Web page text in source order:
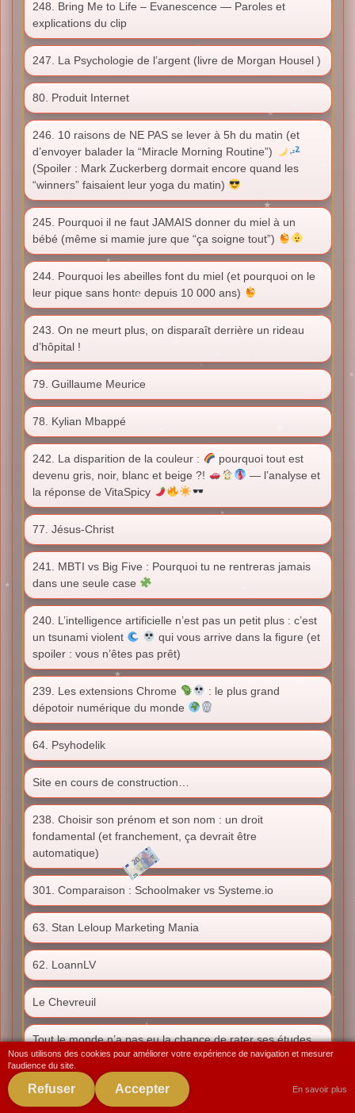
Nous utilisons des cookies pour améliorer votre expérience de navigation et mesurer
l’audience du site.
Refuser Accepter En savoir plus
248. Bring Me to Life – Evanescence — Paroles et
explications du clip
247. La Psychologie de l’argent (livre de Morgan Housel )
80. Produit Internet
246. 10 raisons de NE PAS se lever à 5h du matin (et
d’envoyer balader la “Miracle Morning Routine”)
(Spoiler : Mark Zuckerberg dormait encore quand les
“winners” faisaient leur yoga du matin)
245. Pourquoi il ne faut JAMAIS donner du miel à un
bébé (même si mamie jure que “ça soigne tout”)
244. Pourquoi les abeilles font du miel (et pourquoi on le
leur pique sans honte depuis 10 000 ans)
243. On ne meurt plus, on disparaît derrière un rideau
d’hôpital !
79. Guillaume Meurice
78. Kylian Mbappé
242. La disparition de la couleur :
pourquoi tout est
devenu gris, noir, blanc et beige ?!
— l’analyse et
la réponse de VitaSpicy
77. Jésus-Christ
241. MBTI vs Big Five : Pourquoi tu ne rentreras jamais
dans une seule case
240. L’intelligence artificielle n’est pas un petit plus : c’est
un tsunami violent
qui vous arrive dans la figure (et
spoiler : vous n’êtes pas prêt)
239. Les extensions Chrome
: le plus grand
dépotoir numérique du monde
64. Psyhodelik
Site en cours de construction…
238. Choisir son prénom et son nom : un droit
fondamental (et franchement, ça devrait être
automatique)
301. Comparaison : Schoolmaker vs Systeme.io
63. Stan Leloup Marketing Mania
62. LoannLV
Le Chevreuil
Tout le monde n’a pas eu la chance de rater ses études
61. Romàn et Maxime